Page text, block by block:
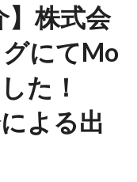
】株式会
にてMo
た！
よる出